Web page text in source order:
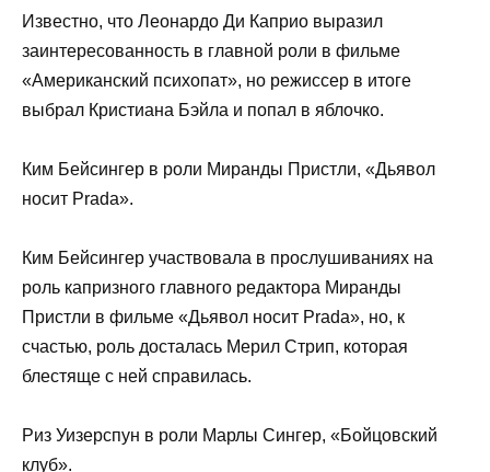
Известно, что Леонардо Ди Каприо выразил
заинтересованность в главной роли в фильме
«Американский психопат», но режиссер в итоге
выбрал Кристиана Бэйла и попал в яблочко.
Ким Бейсингер в роли Миранды Пристли, «Дьявол
носит Prada».
Ким Бейсингер участвовала в прослушиваниях на
роль капризного главного редактора Миранды
Пристли в фильме «Дьявол носит Prada», но, к
счастью, роль досталась Мерил Стрип, которая
блестяще с ней справилась.
Риз Уизерспун в роли Марлы Сингер, «Бойцовский
клуб».